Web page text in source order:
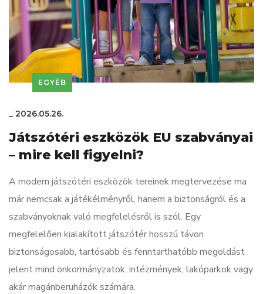
EGYÉB
_ 2026.05.26.
Játszótéri eszközök EU szabványai
– mire kell figyelni?
A modern játszótéri eszközök tereinek megtervezése ma
már nemcsak a játékélményről, hanem a biztonságról és a
szabványoknak való megfelelésről is szól. Egy
megfelelően kialakított játszótér hosszú távon
biztonságosabb, tartósabb és fenntarthatóbb megoldást
jelent mind önkormányzatok, intézmények, lakóparkok vagy
akár magánberuházók számára.